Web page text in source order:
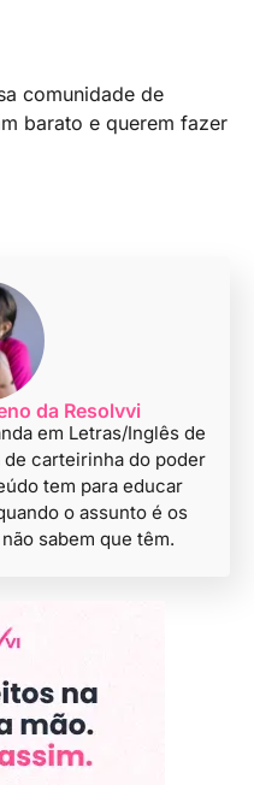
comunidade de
barato e querem fazer
da Resolvvi
em Letras/Inglês de
carteirinha do poder
tem para educar
o assunto é os
sabem que têm.